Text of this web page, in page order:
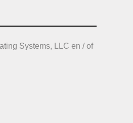
Systems, LLC en / of